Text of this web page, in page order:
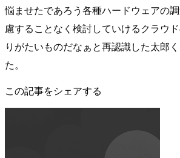
悩ませたであろう各種ハードウェアの
慮することなく検討していけるクラウ
りがたいものだなぁと再認識した太郎
た。
この記事をシェアする